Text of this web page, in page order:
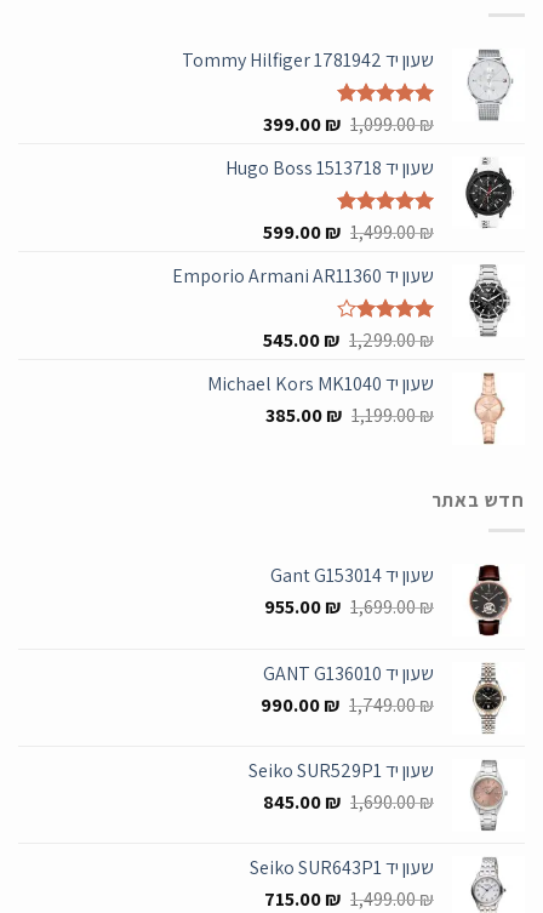
שעון יד Tommy Hilfiger 1781942
דורג5.00
1,099.00₪
המחיר
היה:
1,099.00 ₪.
399.00₪
המחיר
הוא:
שעון יד Hugo Boss 1513718
דורג5.00
1,499.00₪
המחיר
היה:
1,499.00 ₪.
599.00₪
המחיר
הוא:
שעון יד Emporio Armani AR11360
דורג4.00
1,299.00₪
המחיר
היה:
1,299.00 ₪.
545.00₪
המחיר
הוא:
שעון יד Michael Kors MK1040
1,199.00₪
המחיר
385.00₪
המחיר
חדש באתר
שעון יד Gant G153014
1,699.00₪
המחיר
1,699.00 ₪.
955.00₪
המחיר
955.00 ₪.
שעון יד GANT G136010
1,749.00₪
המחיר
1,749.00 ₪.
990.00₪
המחיר
990.00 ₪.
שעון יד Seiko SUR529P1
1,690.00₪
המחיר
1,690.00 ₪.
845.00₪
המחיר
845.00 ₪.
שעון יד Seiko SUR643P1
1,499.00₪
המחיר
715.00₪
המחיר